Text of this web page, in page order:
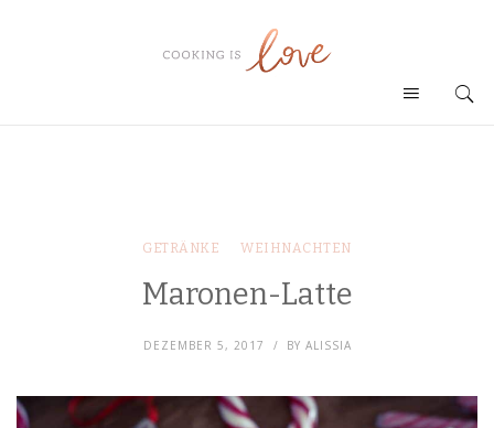
GETRÄNKE WEIHNACHTEN
Maronen-Latte
DEZEMBER 5, 2017 BY ALISSIA